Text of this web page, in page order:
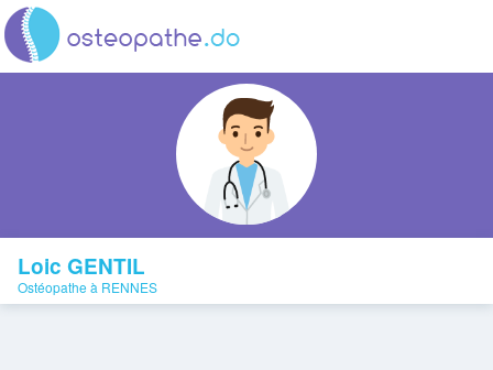
Loic GENTIL
Ostéopathe à RENNES